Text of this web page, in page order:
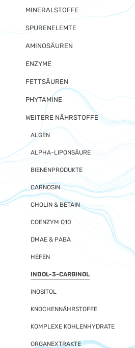
MINERALSTOFFE
SPURENELEMTE
AMINOSÄUREN
ENZYME
FETTSÄUREN
PHYTAMINE
WEITERE NÄHRSTOFFE
ALGEN
ALPHA-LIPONSÄURE
BIENENPRODUKTE
CARNOSIN
CHOLIN & BETAIN
COENZYM Q10
DMAE & PABA
HEFEN
INDOL-3-CARBINOL
INOSITOL
KNOCHENNÄHRSTOFFE
KOMPLEXE KOHLENHYDRATE
ORGANEXTRAKTE